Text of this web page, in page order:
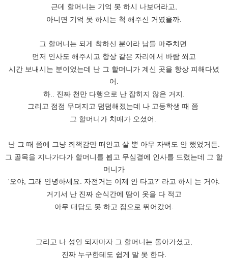
근데 할머니는 기억 못 하시 나보더라고,
아니면 기억 못 하시는 척 해주신 거였을까.
그 할머니는 되게 착하신 분이라 남들 마주치면
먼저 인사도 해주시고 항상 같은 자리에서 바람 쐬고
시간 보내시는 분이었는데 난 그 할머니가 계신 곳을 항상 피해다녔
어.
하.. 진짜 천만 다행으로 난 잡히지 않은 거지.
그리고 점점 무뎌지고 덤덤해졌는데 나 고등학생 때 쯤
그 할머니가 치매가 오셨어.
난 그 때 쯤에 그냥 죄책감만 떠안고 살 뿐 아무 자백도 안 했었거든.
그 골목을 지나가다가 할머니를 뵙고 무심결에 인사를 드렸는데 그 할
머니가
'오야, 그래 안녕하세요. 자전거는 이제 안 타고?' 라고 하시 는 거야.
거기서 난 진짜 순식간에 땀이 옷을 다 적고
아무 대답도 못 하고 집으로 뛰어갔어.
그리고 나 성인 되자마자 그 할머니는 돌아가셨고,
진짜 누구한테도 쉽게 말 못 한다.